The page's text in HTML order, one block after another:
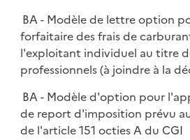
BA - Modèle de lettre option
forfaitaire des frais de
l'exploitant individuel au titre
professionnels (à joindre à la
BA - Modèle d'option pour
de report d'imposition prévu
de l'article 151 octies A du CGI